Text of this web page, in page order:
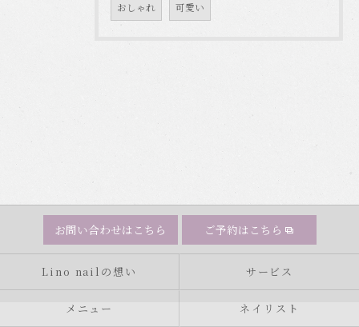
おしゃれ 可愛い
お問い合わせはこちら ご予約はこちら
Lino nailの想い サービス
メニュー ネイリスト